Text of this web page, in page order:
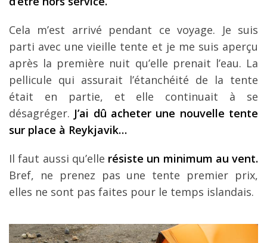
Cela m’est arrivé pendant ce voyage. Je suis
parti avec une vieille tente et je me suis aperçu
après la première nuit qu’elle prenait l’eau. La
pellicule qui assurait l’étanchéité de la tente
était en partie, et elle continuait à se
désagréger. J’ai dû acheter une nouvelle tente
sur place à Reykjavik…
Il faut aussi qu’elle résiste un minimum au vent.
Bref, ne prenez pas une tente premier prix,
elles ne sont pas faites pour le temps islandais.